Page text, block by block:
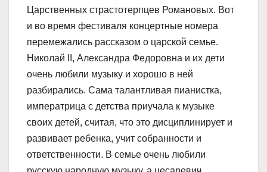
Царственных страстотерпцев Романовых. Вот
и во время фестиваля концертные номера
перемежались рассказом о царской семье.
Николай II, Александра Федоровна и их дети
очень любили музыку и хорошо в ней
разбирались. Сама талантливая пианистка,
императрица с детства приучала к музыке
своих детей, считая, что это дисциплинирует и
развивает ребенка, учит собранности и
ответственности. В семье очень любили